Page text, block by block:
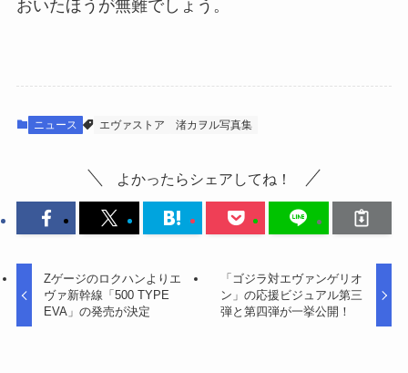
おいたほうが無難でしょう。
ニュース エヴァストア 渚カヲル写真集
よかったらシェアしてね！
Zゲージのロクハンよりエ
ヴァ新幹線「500 TYPE
EVA」の発売が決定
「ゴジラ対エヴァンゲリオ
ン」の応援ビジュアル第三
弾と第四弾が一挙公開！